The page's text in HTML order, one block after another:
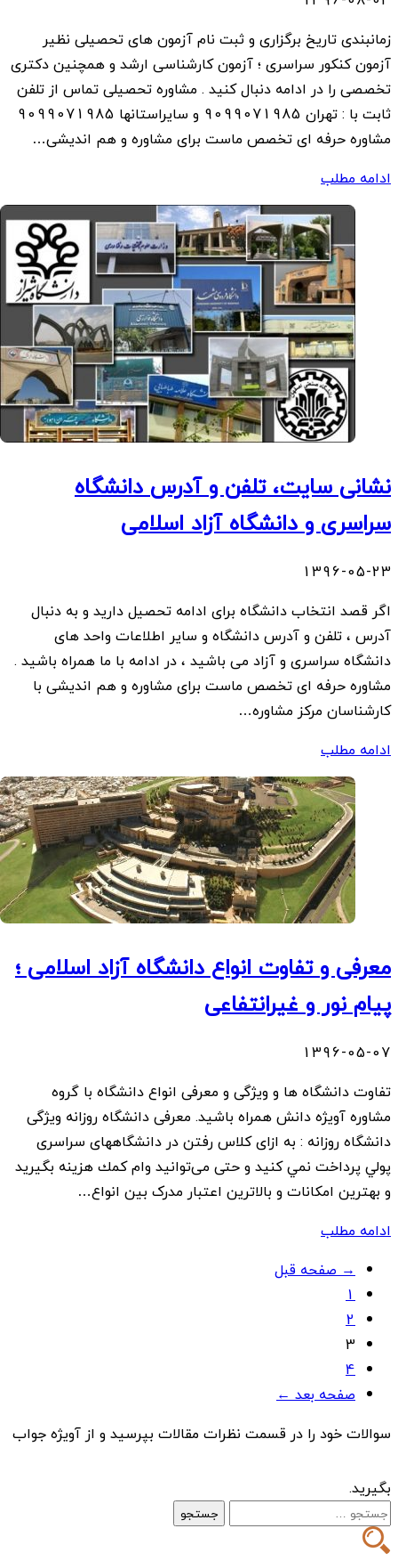
زمانبندی تاریخ برگزاری و ثبت نام آزمون های تحصیلی نظیر
آزمون کنکور سراسری ؛ آزمون کارشناسی ارشد و همچنین دکتری
تخصصی را در ادامه دنبال کنید . مشاوره تحصیلی تماس از تلفن
ثابت با : تهران 9099071985 و سایراستانها 9099071985
مشاوره حرفه ای تخصص ماست برای مشاوره و هم اندیشی…
ادامه مطلب
نشانی سایت، تلفن و آدرس دانشگاه
سراسری و دانشگاه آزاد اسلامی
1396-05-23
اگر قصد انتخاب دانشگاه برای ادامه تحصیل دارید و به دنبال
آدرس ، تلفن و آدرس دانشگاه و سایر اطلاعات واحد های
دانشگاه سراسری و آزاد می باشید ، در ادامه با ما همراه باشید .
مشاوره حرفه ای تخصص ماست برای مشاوره و هم اندیشی با
کارشناسان مرکز مشاوره…
ادامه مطلب
معرفی و تفاوت انواع دانشگاه آزاد اسلامی ؛
پیام نور و غیرانتفاعی
1396-05-07
تفاوت دانشگاه ها و ویژگی و معرفی انواع دانشگاه با گروه
مشاوره آویژه دانش همراه باشید. معرفی دانشگاه روزانه ویژگی
دانشگاه روزانه : به ازای كلاس رفتن در دانشگاههای سراسری
پولي پرداخت نمي كنيد و حتی می‌توانید وام كمك هزينه بگیرید
و بهترين امكانات و بالاترین اعتبار مدرک بین انواع…
ادامه مطلب
Posts
navigation
→ صفحه قبل
1
2
3
4
صفحه بعد ←
سوالات خود را در قسمت نظرات مقالات بپرسید و از آویژه جواب
بگیرید.
جستجو
برای: